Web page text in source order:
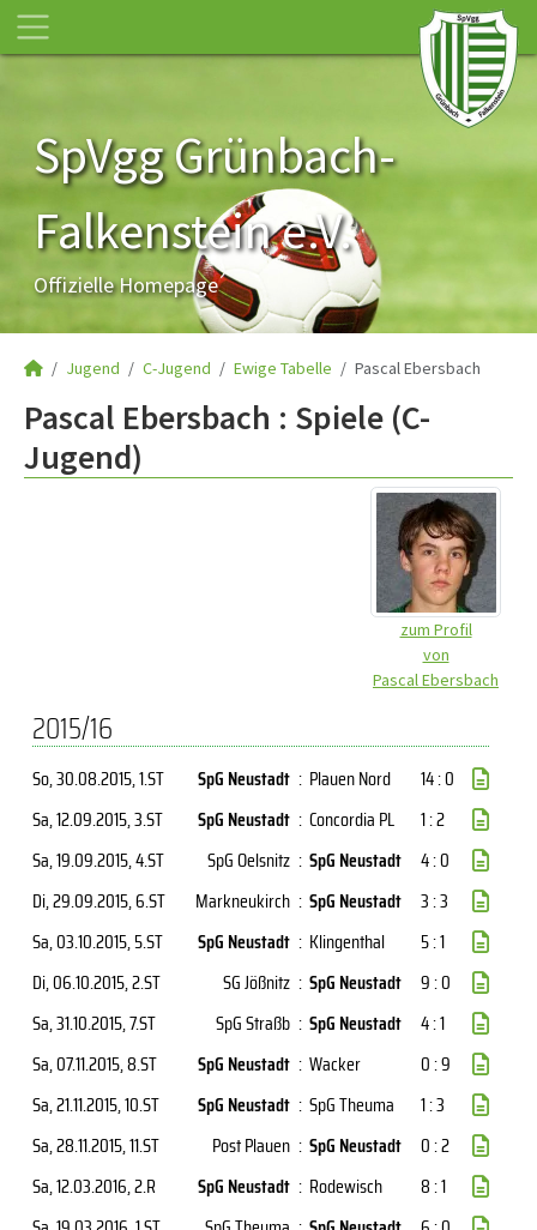
SpVgg Grünbach-
Falkenstein e.V.
Offizielle Homepage
Jugend C-Jugend Ewige Tabelle Pascal Ebersbach
Pascal Ebersbach : Spiele (C-
Jugend)
zum Profil
von
Pascal Ebersbach
2015/16
So, 30.08.2015, 1.ST SpG Neustadt : Plauen Nord
14 : 0
Sa, 12.09.2015, 3.ST SpG Neustadt : Concordia PL
1 : 2
Sa, 19.09.2015, 4.ST SpG Oelsnitz : SpG Neustadt
4 : 0
Di, 29.09.2015, 6.ST Markneukirch : SpG Neustadt
3 : 3
Sa, 03.10.2015, 5.ST SpG Neustadt : Klingenthal
5 : 1
Di, 06.10.2015, 2.ST SG Jößnitz : SpG Neustadt
9 : 0
Sa, 31.10.2015, 7.ST SpG Straßb : SpG Neustadt
4 : 1
Sa, 07.11.2015, 8.ST SpG Neustadt : Wacker
0 : 9
Sa, 21.11.2015, 10.ST SpG Neustadt : SpG Theuma
1 : 3
Sa, 28.11.2015, 11.ST Post Plauen : SpG Neustadt
0 : 2
Sa, 12.03.2016, 2.R SpG Neustadt : Rodewisch
8 : 1